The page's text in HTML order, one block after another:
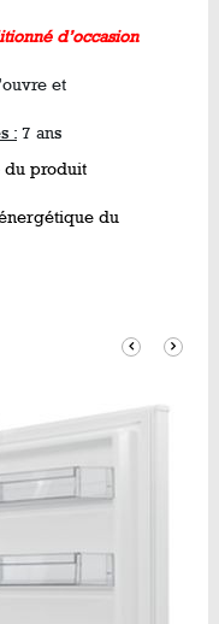
d’occasion
et
: 7 ans
du produit
du